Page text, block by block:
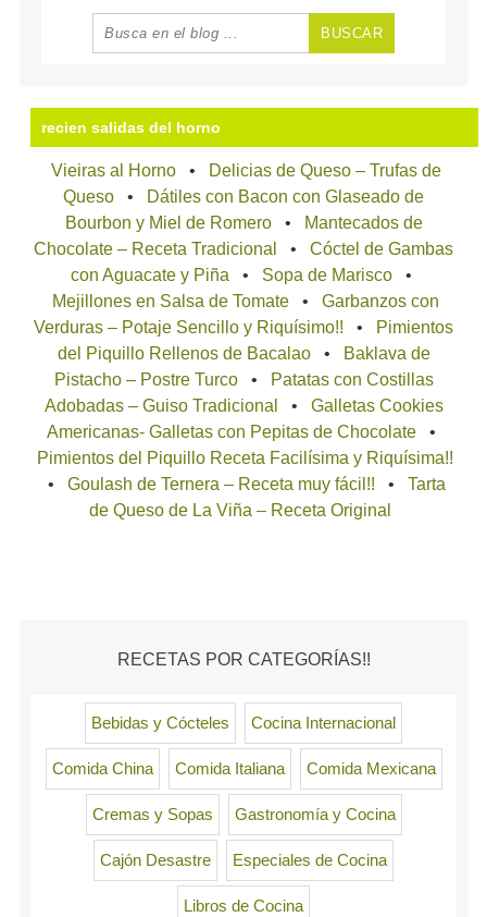
recien salidas del horno
Vieiras al Horno
Delicias de Queso – Trufas de
Queso
Dátiles con Bacon con Glaseado de
Bourbon y Miel de Romero
Mantecados de
Chocolate – Receta Tradicional
Cóctel de Gambas
con Aguacate y Piña
Sopa de Marisco
Mejillones en Salsa de Tomate
Garbanzos con
Verduras – Potaje Sencillo y Riquísimo!!
Pimientos
del Piquillo Rellenos de Bacalao
Baklava de
Pistacho – Postre Turco
Patatas con Costillas
Adobadas – Guiso Tradicional
Galletas Cookies
Americanas- Galletas con Pepitas de Chocolate
Pimientos del Piquillo Receta Facilísima y Riquísima!!
Goulash de Ternera – Receta muy fácil!!
Tarta
de Queso de La Viña – Receta Original
RECETAS POR CATEGORÍAS!!
Bebidas y Cócteles Cocina Internacional
Comida China Comida Italiana Comida Mexicana
Cremas y Sopas Gastronomía y Cocina
Cajón Desastre Especiales de Cocina
Libros de Cocina